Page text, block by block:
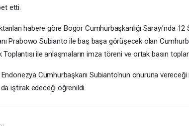
etti.
habere göre Bogor Cumhurbaşkanlığı Sarayı'nda
Prabowo Subianto ile baş başa görüşecek olan
ile anlaşmaların imza töreni ve ortak basın
Cumhurbaşkanı Subianto'nun onuruna
iştirak edeceği öğrenildi.